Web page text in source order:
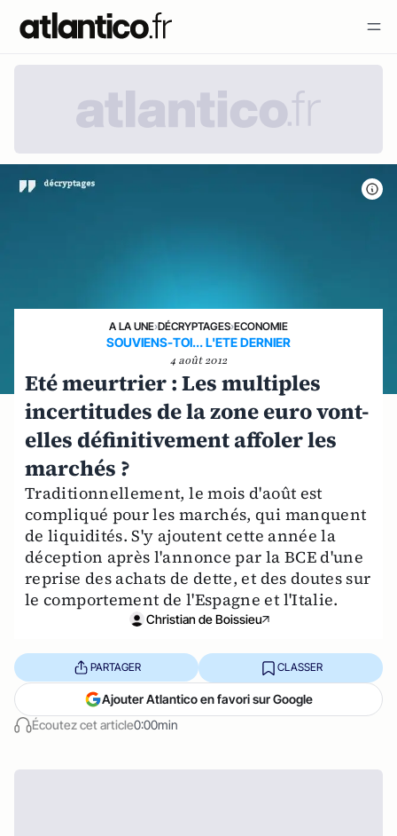
A LA UNE›DÉCRYPTAGES›ECONOMIE
SOUVIENS-TOI... L'ETE DERNIER
4 août 2012
Eté meurtrier : Les multiples
incertitudes de la zone euro vont-
elles définitivement affoler les
marchés ?
Traditionnellement, le mois d'août est
compliqué pour les marchés, qui manquent
de liquidités. S'y ajoutent cette année la
déception après l'annonce par la BCE d'une
reprise des achats de dette, et des doutes sur
le comportement de l'Espagne et l'Italie.
Christian de Boissieu
Écoutez cet article0:00min
PARTAGER CLASSER
Ajouter Atlantico en favori sur Google